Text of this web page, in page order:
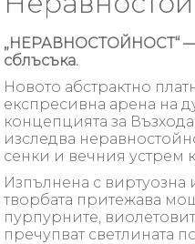
„НЕРАВНОСТОЙНОСТ“ —
сблъсъка.
Новото абстрактно
експресивна арена на
концепцията за
изследва
сенки и вечния устрем
Изпълнена с виртуозна
творбата притежава
пурпурните,
пречупват светлината